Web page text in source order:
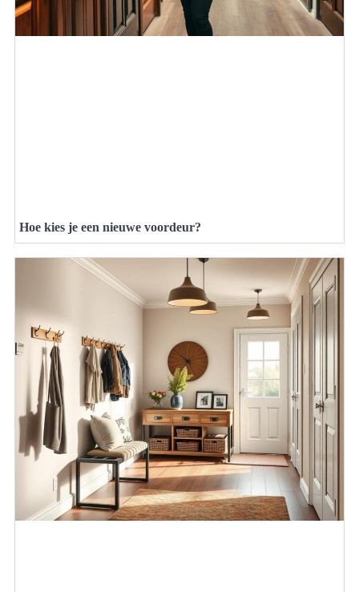
Hoe kies je een nieuwe voordeur?